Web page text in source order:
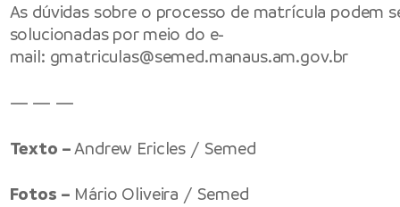
As dúvidas sobre o processo de matrícula podem
solucionadas por meio do e-
mail: gmatriculas@semed.manaus.am.gov.br
— — —
Texto –Andrew Ericles / Semed
Fotos – Mário Oliveira / Semed